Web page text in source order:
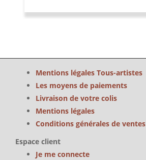
Mentions légales Tous-artistes
Les moyens de paiements
Livraison de votre colis
Mentions légales
Conditions générales de ventes
Espace client
Je me connecte